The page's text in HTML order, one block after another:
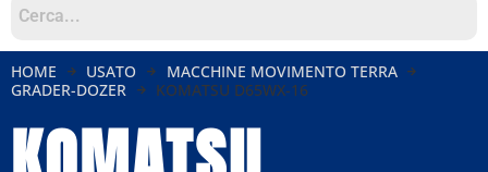
HOME USATO
MACCHINE MOVIMENTO TERRA
GRADER-DOZER
KOMATSU D65WX-16